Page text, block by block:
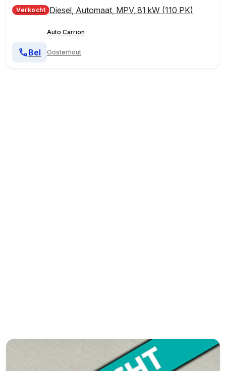
Verkocht Diesel, Automaat, MPV, 81 kW (110 PK)
Auto Carrion
Oosterhout
Bel